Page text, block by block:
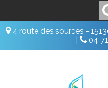
4 route des sources -
04